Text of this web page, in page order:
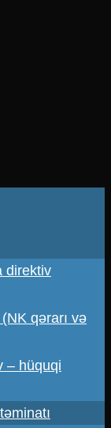
direktiv
qərarı və
– hüquqi